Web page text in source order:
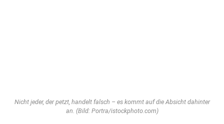
Nicht jeder, der petzt, handelt falsch – es kommt auf die Absicht dahinter
an. (Bild: Portra/istockphoto.com)